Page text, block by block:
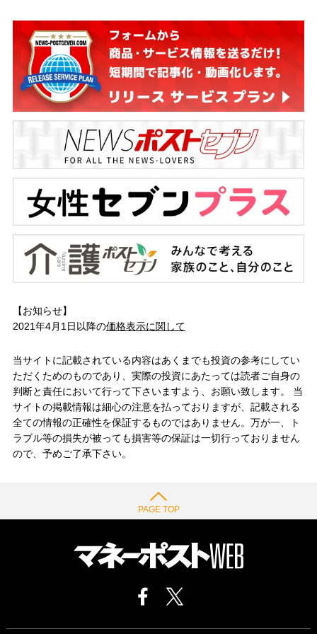
【お知らせ】
2021年4月1日以降の価格表示に関して
当サイトに記載されている内容はあくまでも投資の参考にしてい
ただくためのものであり、実際の投資にあたっては読者ご自身の
判断と責任において行って下さいますよう、お願い致します。 当
サイトの掲載情報は細心の注意を払っておりますが、記載される
全ての情報の正確性を保証するものではありません。万が一、ト
ラブル等の損失が被っても損害等の保証は一切行っておりません
ので、予めご了承下さい。
PAGE TOP